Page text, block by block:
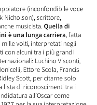
(inconfondibile voce
Nicholson), scrittore,
musicista.Quella di
è una lunga carriera, fatta
volti, interpretati negli
con alcuni tra i più grandi
Luchino Visconti,
Ettore Scola, Francis
Scott, per citarne solo
lista di riconoscimenti tra i
all’Oscar come